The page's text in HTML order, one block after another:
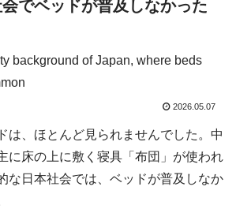
でベッドが普及しなかった
2026.05.07
は、ほとんど見られませんでした。中
に床の上に敷く寝具「布団」が使われ
な日本社会では、ベッドが普及しなか